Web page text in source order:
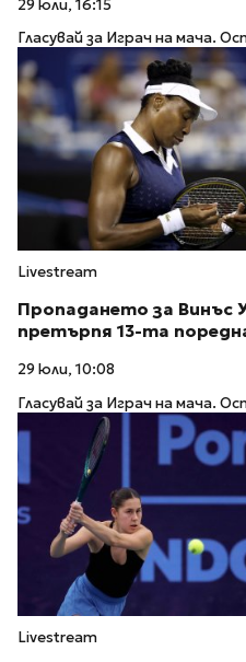
29 юли, 16:15
Гласувай за Играч на мача.
Livestream
Пропадането за Винъс
претърпя 13-та
29 юли, 10:08
Гласувай за Играч на мача.
Livestream